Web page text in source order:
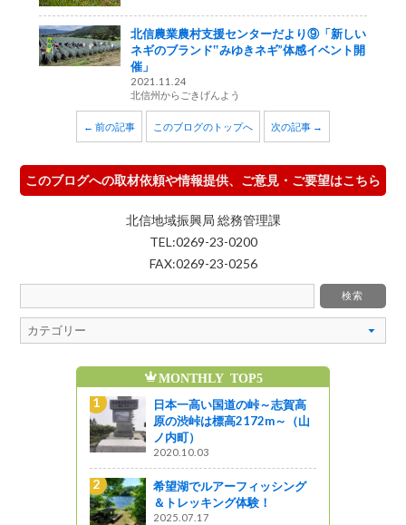
北信農業農村支援センターだより⑨「新しい
ネギのブランド‟みゆきネギ”体感イベント開
催」
2021.11.24
北信州からごきげんよう
← 前の記事 このブログのトップへ 次の記事 →
このブログへの取材依頼や情報提供、ご意見・ご要望はこちら
北信地域振興局 総務管理課
TEL:0269-23-0200
FAX:0269-23-0256
日本一高い国道の峠～志賀高
原の渋峠は標高2172m～（山
希望湖でルアーフィッシング
＆トレッキング体験！
魅力発信ブログの人気記事
8/8(土)8/9(日)開催！第
州上田七夕まつり
線路は続くよどこまで
特急あずさに乗ってみた